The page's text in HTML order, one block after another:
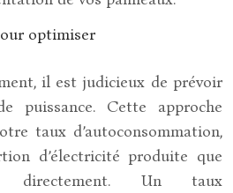
optimiser
il est judicieux de prévoir
puissance. Cette approche
taux d’autoconsommation,
d’électricité produite que
directement. Un taux